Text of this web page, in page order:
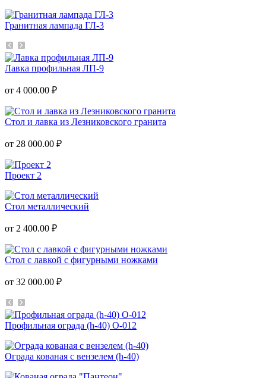
Гранитная лампада ГЛ-3
Лавка профильная ЛП-9
от 4 000.00 ₽
Стол и лавка из Лезниковского гранита
от 28 000.00 ₽
Проект 2
Стол металлический
от 2 400.00 ₽
Стол с лавкой с фигурными ножками
от 32 000.00 ₽
Профильная ограда (h-40) О-012
Ограда кованая с вензелем (h-40)